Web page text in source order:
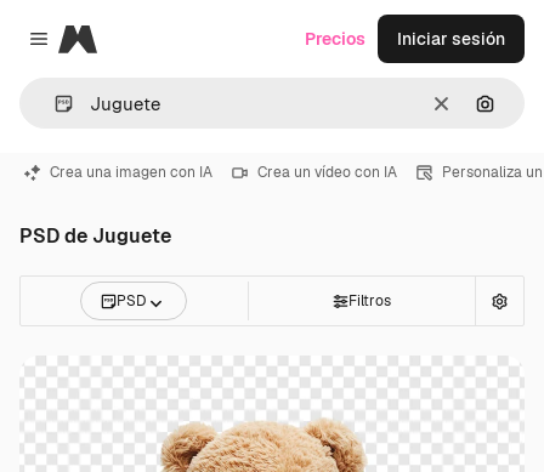
Close menu
Magnific
Borrar
Precios Iniciar sesión
Crea una imagen con IA Crea un vídeo con IA Personaliza
PSD de Juguete
PSD Filtros